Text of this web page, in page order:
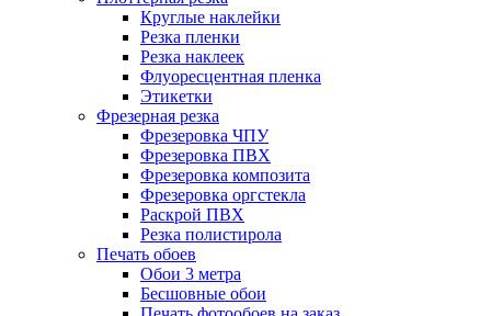
Круглые наклейки
Резка пленки
Резка наклеек
Флуоресцентная пленка
Этикетки
Фрезерная резка
Фрезеровка ЧПУ
Фрезеровка ПВХ
Фрезеровка композита
Фрезеровка оргстекла
Раскрой ПВХ
Резка полистирола
Печать обоев
Обои 3 метра
Бесшовные обои